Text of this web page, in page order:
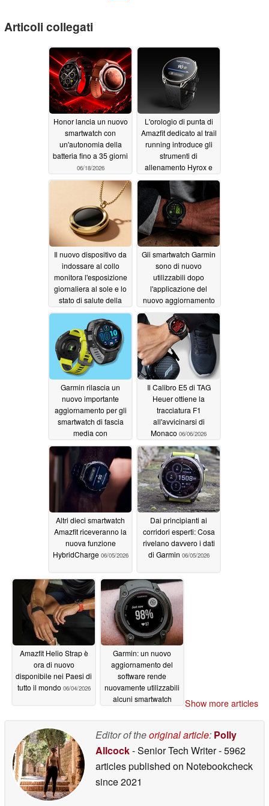
Articoli collegati
Honor lancia un nuovo
smartwatch con
un'autonomia della
batteria fino a 35 giorni
06/18/2026
L'orologio di punta di
Amazfit dedicato al trail
running introduce gli
strumenti di
allenamento Hyrox e
un monitoraggio più
avanzato dell'energia
nel nuovo
aggiornamento
06/18/2026
Il nuovo dispositivo da
indossare al collo
monitora l'esposizione
giornaliera al sole e lo
stato di salute della
pelle06/15/2026
Gli smartwatch Garmin
sono di nuovo
utilizzabili dopo
l'applicazione del
nuovo aggiornamento
stabile06/09/2026
Garmin rilascia un
nuovo importante
aggiornamento per gli
smartwatch di fascia
media con
miglioramenti per
l'attività e l'allenamento
06/09/2026
Il Calibro E5 di TAG
Heuer ottiene la
tracciatura F1
all'avvicinarsi di
Monaco 06/06/2026
Altri dieci smartwatch
Amazfit riceveranno la
nuova funzione
HybridCharge 06/05/2026
Dai principianti ai
corridori esperti: Cosa
rivelano davvero i dati
di Garmin 06/05/2026
Amazfit Helio Strap è
ora di nuovo
disponibile nei Paesi di
tutto il mondo 06/04/2026
Garmin: un nuovo
aggiornamento del
software rende
nuovamente utilizzabili
alcuni smartwatch
Show more articles
Editor of theoriginal article: Polly
Allcock- Senior Tech Writer- 5962
articles published on Notebookcheck
since 2021